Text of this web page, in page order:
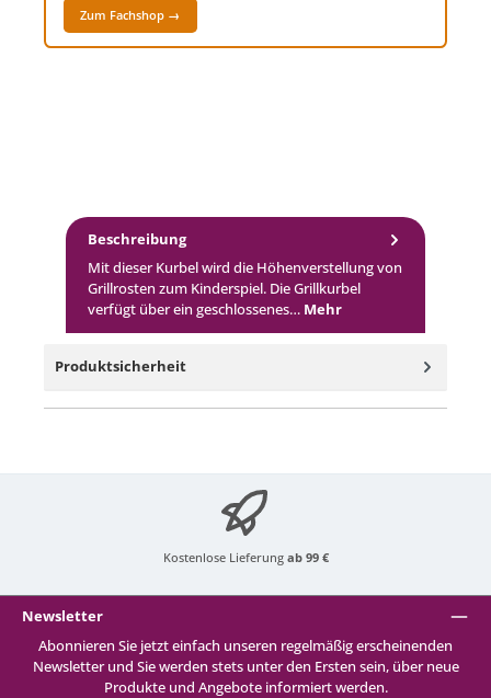
Zum Fachshop →
Beschreibung
Mit dieser Kurbel wird die Höhenverstellung von
Grillrosten zum Kinderspiel. Die Grillkurbel
verfügt über ein geschlossenes… Mehr
Produktsicherheit
Kostenlose Lieferung ab 99 €
Newsletter
Abonnieren Sie jetzt einfach unseren regelmäßig erscheinenden
Newsletter und Sie werden stets unter den Ersten sein, über neue
Produkte und Angebote informiert werden.